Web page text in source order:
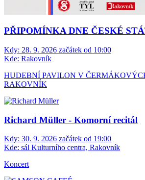
PŘIPOMÍNKA DNE ČESKÉ
Kdy: 28. 9. 2026 začátek od 10:00
Kde: Rakovník
HUDEBNÍ PAVILON V
RAKOVNÍK
Richard Müller - Komorní recitál
Kdy: 30. 9. 2026 začátek od 19:00
Kde: sál Kulturního centra, Rakovník
Koncert